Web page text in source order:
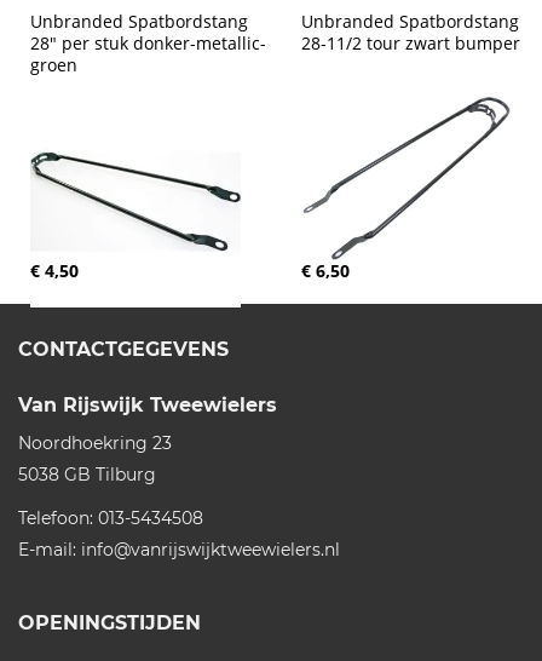
Unbranded Spatbordstang
28" per stuk donker-metallic-
groen
€ 4,50
Unbranded Spatbordstang
28-11/2 tour zwart bumper
€ 6,50
CONTACTGEGEVENS
Van Rijswijk Tweewielers
Noordhoekring 23
5038 GB Tilburg
Telefoon: 013-5434508
E-mail: info@vanrijswijktweewielers.nl
OPENINGSTIJDEN